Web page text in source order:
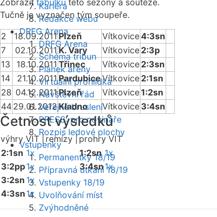
Kariéra
Redakce webu
DRFG Arena
DRFG Arena
Schéma tribun
Plánek areny
Virtuální prohlídka
Návštěvní řád
Veřejné bruslení
PRESS: pro novináře
Rozpis ledové plochy
Vstupenky
Permanentky 18/19
Přípravná utkání 18/19
Vstupenky 18/19
Uvolňování míst
Zvýhodněné
Zobrazit tabulku této sezóny a soutěže.
Tučně je vyznačen tým soupeře.
2 18.09.2011Plzeň Vítkovice4:3sn
7
02.10.2011K. Vary Vítkovice2:3p
13
18.10.2011 Třinec Vítkovice2:3sn
14
21.10.2011PardubiceVítkovice2:1sn
28 04.12.2011Plzeň Vítkovice1:2sn
4429.01.2012Kladno Vítkovice3:4sn
Četnost výsledků
výhry VIT | remízy |prohry VIT
2:1sn 1x
3:2pp1x
3:2sn 1x
4:3sn1x
1:2sn 1x
3:4sn1x